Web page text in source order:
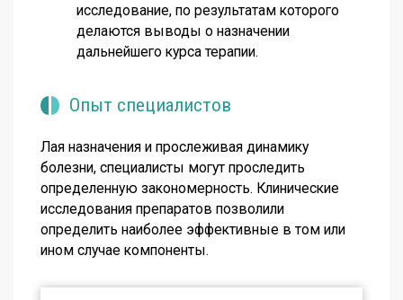
исследование, по результатам которого
делаются выводы о назначении
дальнейшего курса терапии.
Опыт специалистов
Лая назначения и прослеживая динамику
болезни, специалисты могут проследить
определенную закономерность. Клинические
исследования препаратов позволили
определить наиболее эффективные в том или
ином случае компоненты.